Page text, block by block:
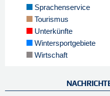
Sprachenservice
Tourismus
Unterkünfte
Wintersportgebiete
Wirtschaft